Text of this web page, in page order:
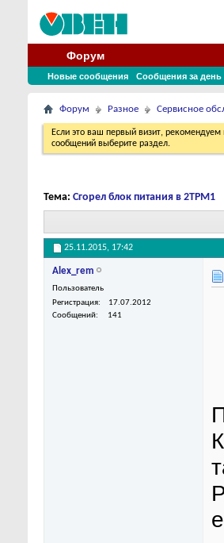
Форум
Новые сообщения Сообщения за день
Форум Разное Сервисное
Если это ваш первый визит, рекомендуем
сообщений выберите раздел.
Тема: Сгорел блок питания в 2ТРМ1
25.11.2015, 17:42
Alex_rem
Пользователь
Регистрация
17.07.2012
Сообщений
141